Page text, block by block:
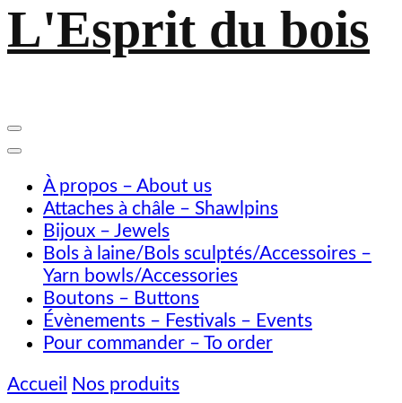
L'Esprit du bois
À propos – About us
Attaches à châle – Shawlpins
Bijoux – Jewels
Bols à laine/Bols sculptés/Accessoires –
Yarn bowls/Accessories
Boutons – Buttons
Évènements – Festivals – Events
Pour commander – To order
Accueil Nos produits